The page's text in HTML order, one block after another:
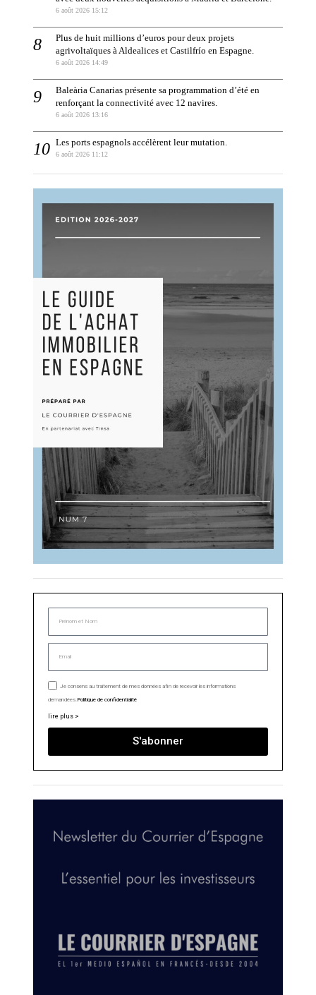
6 août 2026 15:12
Plus de huit millions d’euros pour deux projets
agrivoltaïques à Aldealices et Castilfrío en Espagne.
6 août 2026 14:49
Baleària Canarias présente sa programmation d’été en
renforçant la connectivité avec 12 navires.
6 août 2026 13:16
Les ports espagnols accélèrent leur mutation.
6 août 2026 11:12
Je consens au traitement de mes données afin de recevoir les informations
demandées.Politique de confidentialité
lire plus >
S'abonner